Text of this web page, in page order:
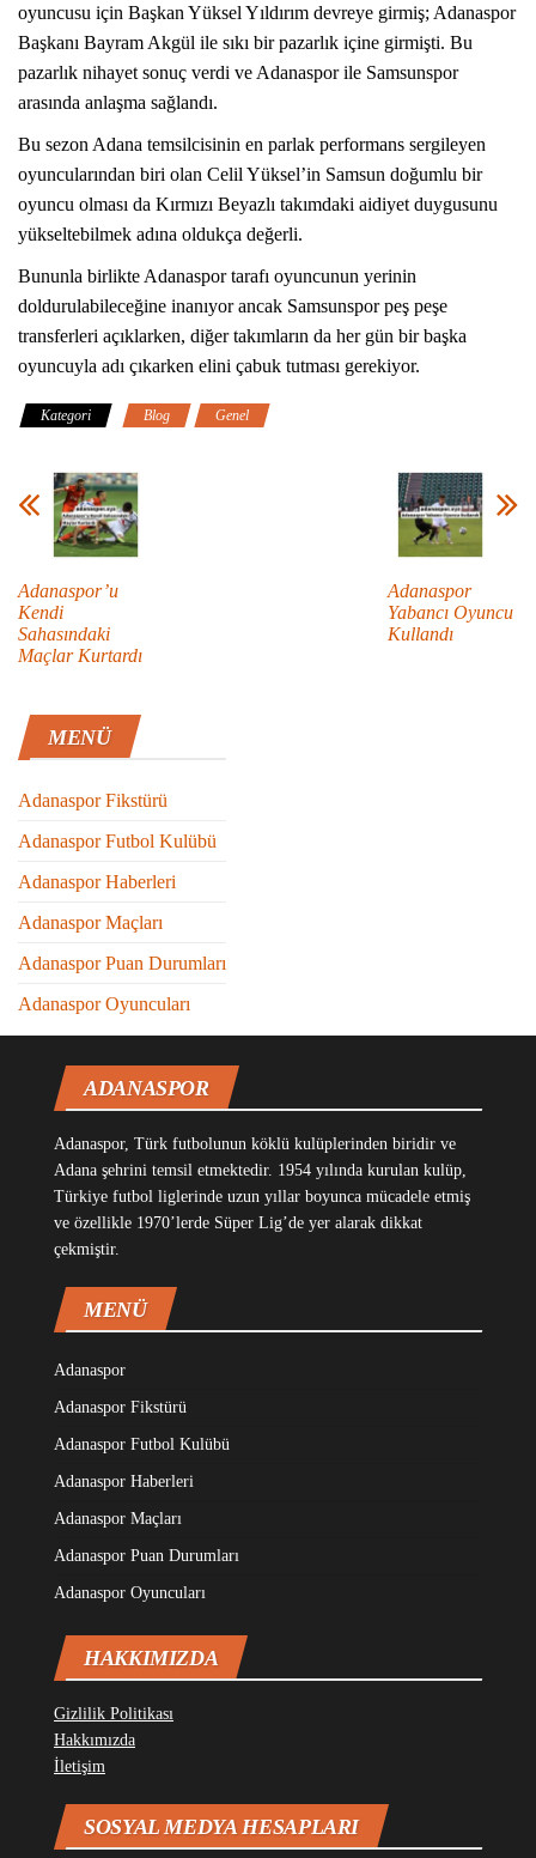
oyuncusu için Başkan Yüksel Yıldırım devreye girmiş; Adanaspor
Başkanı Bayram Akgül ile sıkı bir pazarlık içine girmişti. Bu
pazarlık nihayet sonuç verdi ve Adanaspor ile Samsunspor
arasında anlaşma sağlandı.
Bu sezon Adana temsilcisinin en parlak performans sergileyen
oyuncularından biri olan Celil Yüksel’in Samsun doğumlu bir
oyuncu olması da Kırmızı Beyazlı takımdaki aidiyet duygusunu
yükseltebilmek adına oldukça değerli.
Bununla birlikte Adanaspor tarafı oyuncunun yerinin
doldurulabileceğine inanıyor ancak Samsunspor peş peşe
transferleri açıklarken, diğer takımların da her gün bir başka
oyuncuyla adı çıkarken elini çabuk tutması gerekiyor.
Kategori Blog Genel
Adanaspor’u
Kendi
Sahasındaki
Maçlar Kurtardı
Adanaspor
Yabancı Oyuncu
Kullandı
MENÜ
Adanaspor Fikstürü
Adanaspor Futbol Kulübü
Adanaspor Haberleri
Adanaspor Maçları
Adanaspor Puan Durumları
Adanaspor Oyuncuları
ADANASPOR
Adanaspor, Türk futbolunun köklü kulüplerinden biridir ve
Adana şehrini temsil etmektedir. 1954 yılında kurulan kulüp,
Türkiye futbol liglerinde uzun yıllar boyunca mücadele etmiş
ve özellikle 1970’lerde Süper Lig’de yer alarak dikkat
çekmiştir.
MENÜ
Adanaspor
Adanaspor Fikstürü
Adanaspor Futbol Kulübü
Adanaspor Haberleri
Adanaspor Maçları
Adanaspor Puan Durumları
Adanaspor Oyuncuları
HAKKIMIZDA
Gizlilik Politikası
Hakkımızda
İletişim
SOSYAL MEDYA HESAPLARI